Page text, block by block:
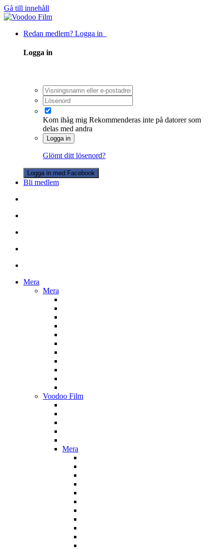
Gå till innehåll
Redan medlem? Logga in
Logga in
Kom ihåg mig Rekommenderas inte på datorer som
delas med andra
Logga in
Glömt ditt lösenord?
Logga in med Facebook
Bli medlem
Mera
Mera
Voodoo Film
Mera